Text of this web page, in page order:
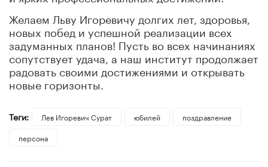
Желаем Льву Игоревичу долгих лет, здоровья,
новых побед и успешной реализации всех
задуманных планов! Пусть во всех начинаниях
сопутствует удача, а наш институт продолжает
радовать своими достижениями и открывать
новые горизонты.
Теги: Лев Игоревич Сурат юбилей
поздравление
персона